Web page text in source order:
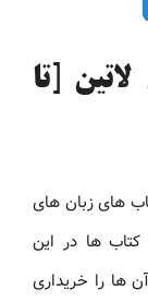
[تا
های زبان های
ها در این
ها را خریداری